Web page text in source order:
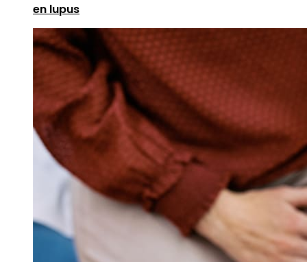
en lupus